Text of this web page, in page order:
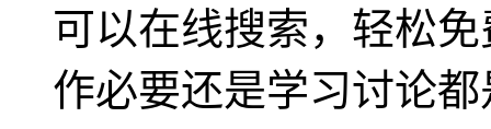
可以在线搜索，轻松
作必要还是学习讨论